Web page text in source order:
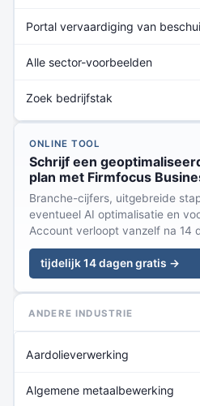
Portal vervaardiging van
Alle sector-voorbeelden
Zoek bedrijfstak
ONLINE TOOL
Schrijf een
plan met Firmfocus
Branche-cijfers, uitgebreide
eventueel AI optimalisatie en
Account verloopt vanzelf na 14
tijdelijk 14 dagen gratis →
ANDERE INDUSTRIE
Aardolieverwerking
Algemene metaalbewerking